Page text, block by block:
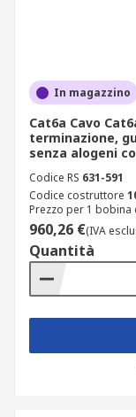
In magazzino
Cat6a Cavo
terminazione,
senza alogeni
Codice RS 631-591
Codice costruttore
Prezzo per 1 bobina
960,26 €(IVA
Quantità